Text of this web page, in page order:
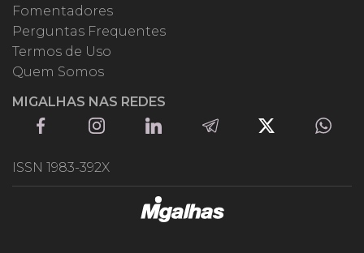
Fomentadores
Perguntas Frequentes
Termos de Uso
Quem Somos
MIGALHAS NAS REDES
ISSN 1983-392X